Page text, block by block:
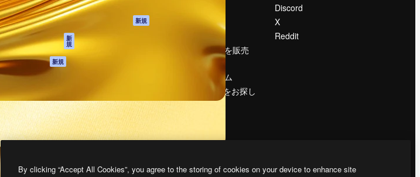
ストックコンテン
ツ
Claude/ChatGPT
向けMCP
新
規
エージェント 新規
API
モバイルアプリ
すべてのMagnificツ
シー
新規
クッキーポリシー
イベント
コンテンツを販売
プレスルーム
magnific.aiをお探し
ですか？
Discord
X
Reddit
By clicking “Accept All Cookies”, you agree to the storing of cookies on your device to enhance site